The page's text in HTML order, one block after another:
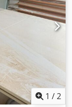
- Pneumatikus
- eWON
(2
tartállyal -
(4
nélkül
1 /2